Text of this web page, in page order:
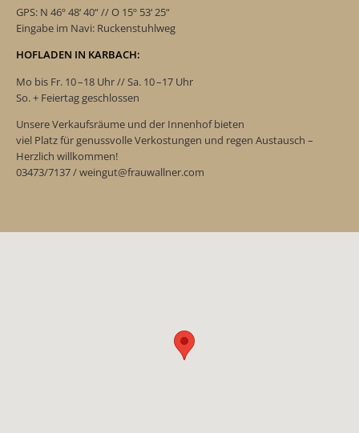
GPS: N 46º 48‘ 40“ // O 15º 53‘ 25“
Eingabe im Navi: Ruckenstuhlweg
HOFLADEN IN KARBACH:
Mo bis Fr. 10 –18 Uhr // Sa. 10 –17 Uhr
So. + Feiertag geschlossen
Unsere Verkaufsräume und der Innenhof bieten
viel Platz für genussvolle Verkostungen und regen Austausch –
Herzlich willkommen!
03473/7137 / weingut@frauwallner.com